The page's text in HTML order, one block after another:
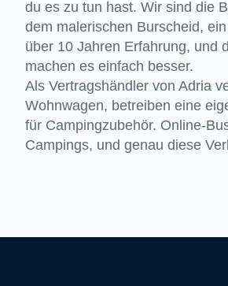
du es zu tun hast. Wir sind die
dem malerischen Burscheid,
über 10 Jahren Erfahrung, und
machen es einfach besser.
Als Vertragshändler von Adria
Wohnwagen, betreiben eine
für Campingzubehör. Online-
Campings, und genau diese